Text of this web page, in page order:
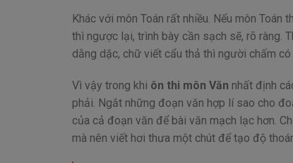
Khác với môn Toán rất nhiều. Nếu môn
thì ngược lại, trình bày cần sạch sẽ, rõ ràng.
dằng dặc, chữ viết cẩu thả thì người chấm
Vì vậy trong khi ôn thi môn Văn nhất định
phải. Ngắt những đoạn văn hợp lí sao cho
của cả đoạn văn để bài văn mạch lạc hơn.
mà nên viết hơi thưa một chút để tạo độ